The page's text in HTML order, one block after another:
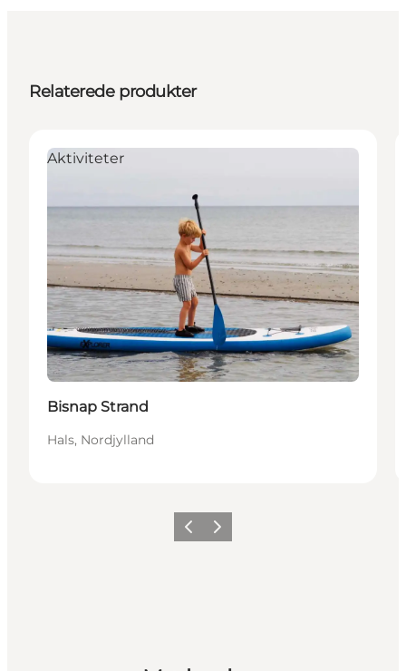
Relaterede produkter
Aktiviteter
Bisnap Strand
Hals, Nordjylland
ForrigeNæste